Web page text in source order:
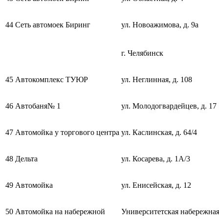
44 Сеть автомоек Биринг ул. Новоажимова, д. 9а
г. Челябинск
45 Автокомплекс ТУЮР ул. Неглинная, д. 108
46 Автобаня№ 1 ул. Молодогвардейцев, д. 17
47 Автомойка у торгового центра ул. Каслинская, д. 64/4
48 Дельта ул. Косарева, д. 1А/3
49 Автомойка ул. Енисейская, д. 12
50 Автомойка на набережной Университетская набережная